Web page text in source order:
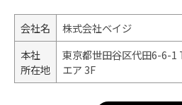
会社名
株式会社ベイジ
本社
所在地
東京都世田谷区代田6-6-1
エア 3F